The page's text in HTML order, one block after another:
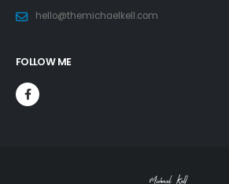
hello@themichaelkell.com
FOLLOW ME